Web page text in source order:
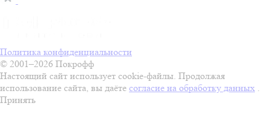
Политика конфиденциальности
© 2001–2026 Покрофф
Настоящий сайт использует cookie-файлы. Продолжая
использование сайта, вы даёте согласие на обработку данных .
Принять